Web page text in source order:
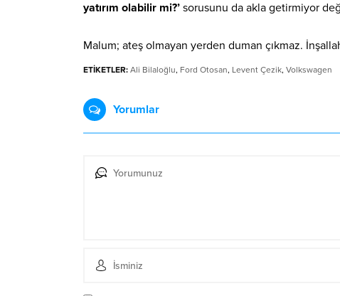
yatırım olabilir mi?’ sorusunu da akla getirmiyor
Malum; ateş olmayan yerden duman çıkmaz.
ETİKETLER: Ali Bilaloğlu, Ford Otosan, Levent Çezik, Volkswagen
Yorumlar